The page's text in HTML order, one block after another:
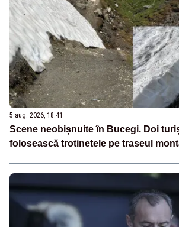
5 aug. 2026, 18:41
Scene neobișnuite în Bucegi. Doi
folosească trotinetele pe traseul